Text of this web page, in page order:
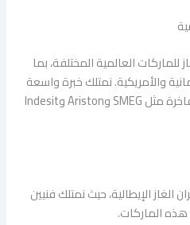
العالمية المختلفة، بما
والأمريكية. نمتلك خبرة واسعة
في صيانة افران الغاز الإيطالية الفاخرة مثل SMEG وAriston وIndesit
الإيطالية، حيث نمتلك فنيين
الماركات.